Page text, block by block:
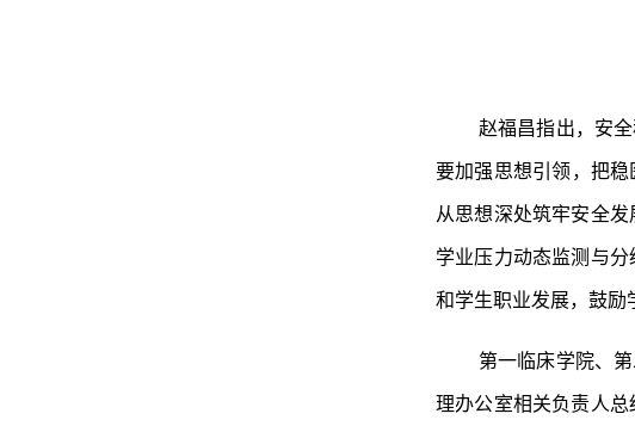
赵福昌指出，安
要加强思想引领，把
从思想深处筑牢安全
学业压力动态监测与
和学生职业发展，鼓励
第一临床学院、
理办公室相关负责人